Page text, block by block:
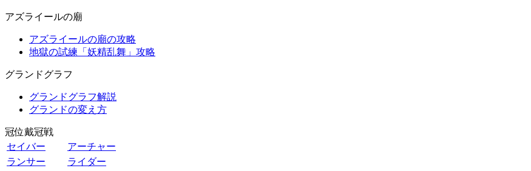
アズライールの廟
アズライールの廟の攻略
地獄の試練「妖精乱舞」攻略
グランドグラフ
グランドグラフ解説
グランドの変え方
冠位戴冠戦
セイバー
アーチャー
ランサー
ライダー